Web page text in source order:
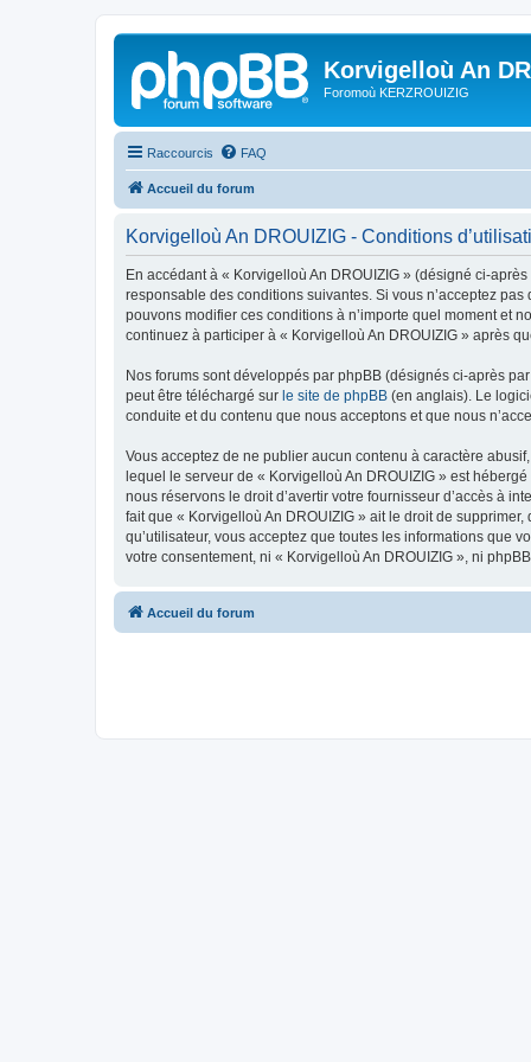
Korvigelloù An
Foromoù KERZROUIZIG
Raccourcis FAQ
Accueil du forum
Korvigelloù An DROUIZIG - Conditions
En accédant à « Korvigelloù An DROUIZIG » (désigné ci-
responsable des conditions suivantes. Si vous n’acceptez
pouvons modifier ces conditions à n’importe quel moment et
continuez à participer à « Korvigelloù An DROUIZIG » après
Nos forums sont développés par phpBB (désignés ci-après
peut être téléchargé sur le site de phpBB (en anglais). Le
conduite et du contenu que nous acceptons et que nous
Vous acceptez de ne publier aucun contenu à caractère
lequel le serveur de « Korvigelloù An DROUIZIG » est
nous réservons le droit d’avertir votre fournisseur d’accès à
fait que « Korvigelloù An DROUIZIG » ait le droit de
qu’utilisateur, vous acceptez que toutes les informations que
votre consentement, ni « Korvigelloù An DROUIZIG », ni
Accueil du forum